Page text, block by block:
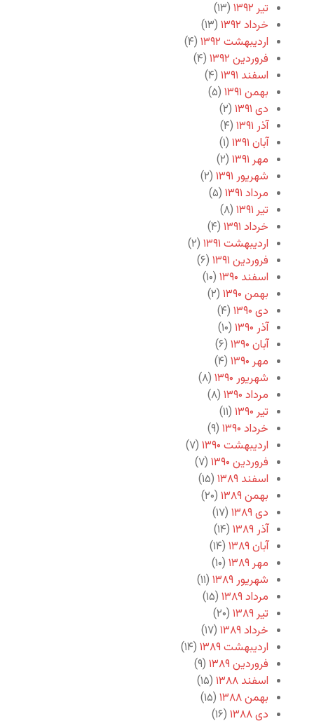
تیر ۱۳۹۲
(۱۳)
خرداد ۱۳۹۲
(۱۳)
اردیبهشت ۱۳۹۲
(۴)
فروردین ۱۳۹۲
(۴)
اسفند ۱۳۹۱
(۴)
بهمن ۱۳۹۱
(۵)
دی ۱۳۹۱
(۲)
آذر ۱۳۹۱
(۴)
آبان ۱۳۹۱
(۱)
مهر ۱۳۹۱
(۲)
شهریور ۱۳۹۱
(۲)
مرداد ۱۳۹۱
(۵)
تیر ۱۳۹۱
(۸)
خرداد ۱۳۹۱
(۴)
اردیبهشت ۱۳۹۱
(۲)
فروردین ۱۳۹۱
(۶)
اسفند ۱۳۹۰
(۱۰)
بهمن ۱۳۹۰
(۲)
دی ۱۳۹۰
(۴)
آذر ۱۳۹۰
(۱۰)
آبان ۱۳۹۰
(۶)
مهر ۱۳۹۰
(۴)
شهریور ۱۳۹۰
(۸)
مرداد ۱۳۹۰
(۸)
تیر ۱۳۹۰
(۱۱)
خرداد ۱۳۹۰
(۹)
اردیبهشت ۱۳۹۰
(۷)
فروردین ۱۳۹۰
(۷)
اسفند ۱۳۸۹
(۱۵)
بهمن ۱۳۸۹
(۲۰)
دی ۱۳۸۹
(۱۷)
آذر ۱۳۸۹
(۱۴)
آبان ۱۳۸۹
(۱۴)
مهر ۱۳۸۹
(۱۰)
شهریور ۱۳۸۹
(۱۱)
مرداد ۱۳۸۹
(۱۵)
تیر ۱۳۸۹
(۲۰)
خرداد ۱۳۸۹
(۱۷)
اردیبهشت ۱۳۸۹
(۱۴)
فروردین ۱۳۸۹
(۹)
اسفند ۱۳۸۸
(۱۵)
بهمن ۱۳۸۸
(۱۵)
دی ۱۳۸۸
(۱۶)